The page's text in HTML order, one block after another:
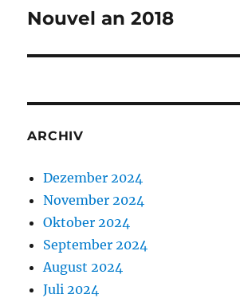
Nächster
Nouvel an 2018
ARCHIV
Dezember 2024
November 2024
Oktober 2024
September 2024
August 2024
Juli 2024